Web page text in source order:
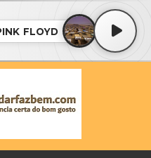
FLOYD